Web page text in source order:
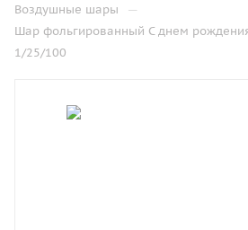
Воздушные шары —
Шар фольгированный С днем
1/25/100